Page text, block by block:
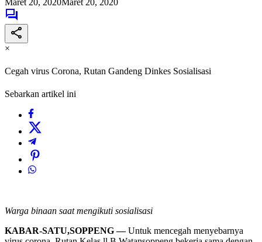
×
Cegah virus Corona, Rutan Gandeng Dinkes Sosialisasi
Sebarkan artikel ini
Warga binaan saat mengikuti sosialisasi
KABAR-SATU,SOPPENG —Untuk mencegah menyebarnya